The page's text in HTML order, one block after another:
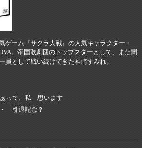
ーム『サクラ大戦』の人気キャラクター・
。帝国歌劇団のトップスターとして、また闇
員として戦い続けてきた神崎すみれ。
って、私 思います
引退記念？